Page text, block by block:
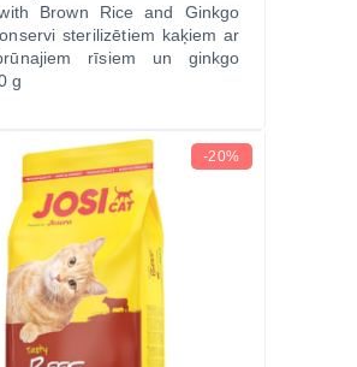
Brown Rice and Ginkgo
sterilizētiem kaķiem ar
rīsiem un ginkgo
g
-20%